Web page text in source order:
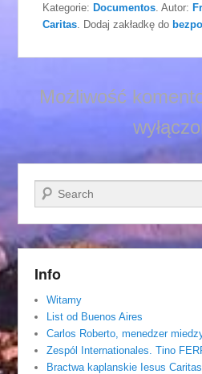
Kategorie:Documentos . Autor:
Caritas . Dodaj zakładkę do
Możliwość
Szukaj
Info
Witamy
List od Buenos Aires
Carlos Roberto, menedzer
Zespól Internationales. Tino
Bractwa kaplanskie Iesus Caritas